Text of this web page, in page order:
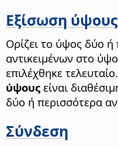
Εξίσωση ύψους
Ορίζει το ύψος δύο
αντικειμένων στο
επιλέχθηκε
ύψους είναι
δύο ή περισσότερα
Σύνδεση